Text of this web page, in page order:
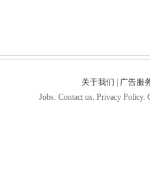
关于我们
广告服
Jobs. Contact us. Privacy